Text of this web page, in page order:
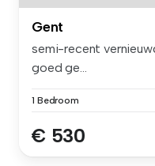
Gent
semi-recent
goed ge...
1 Bedroom
€ 530